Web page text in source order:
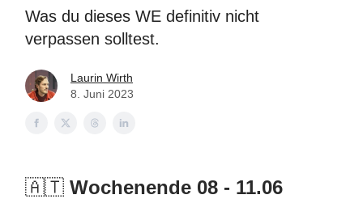
Was du dieses WE definitiv nicht
verpassen solltest.
Laurin Wirth
8. Juni 2023
🇦🇹 Wochenende 08 - 11.06